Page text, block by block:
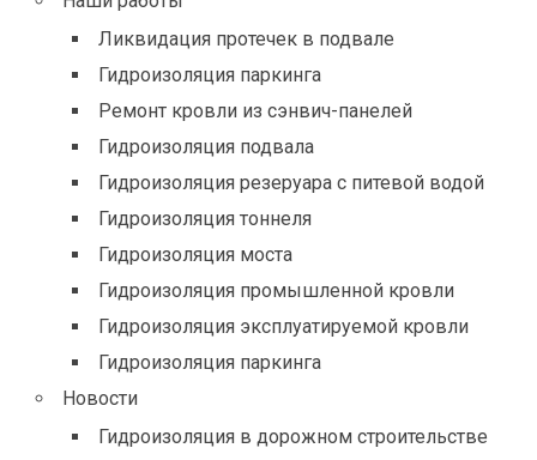
Ликвидация протечек в подвале
Гидроизоляция паркинга
Ремонт кровли из сэнвич-панелей
Гидроизоляция подвала
Гидроизоляция резеруара с питевой водой
Гидроизоляция тоннеля
Гидроизоляция моста
Гидроизоляция промышленной кровли
Гидроизоляция эксплуатируемой кровли
Гидроизоляция паркинга
Новости
Гидроизоляция в дорожном строительстве